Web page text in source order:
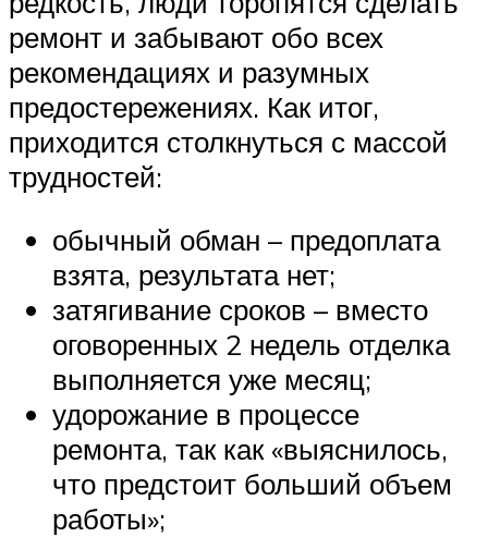
ремонт и забывают обо всех
рекомендациях и разумных
предостережениях. Как итог,
приходится столкнуться с массой
трудностей:
обычный обман – предоплата
взята, результата нет;
затягивание сроков – вместо
оговоренных 2 недель отделка
выполняется уже месяц;
удорожание в процессе
ремонта, так как «выяснилось,
что предстоит больший объем
работы»;